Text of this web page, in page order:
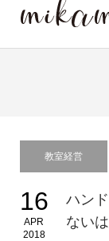
教室経営
16
APR
2018
ハン
ない